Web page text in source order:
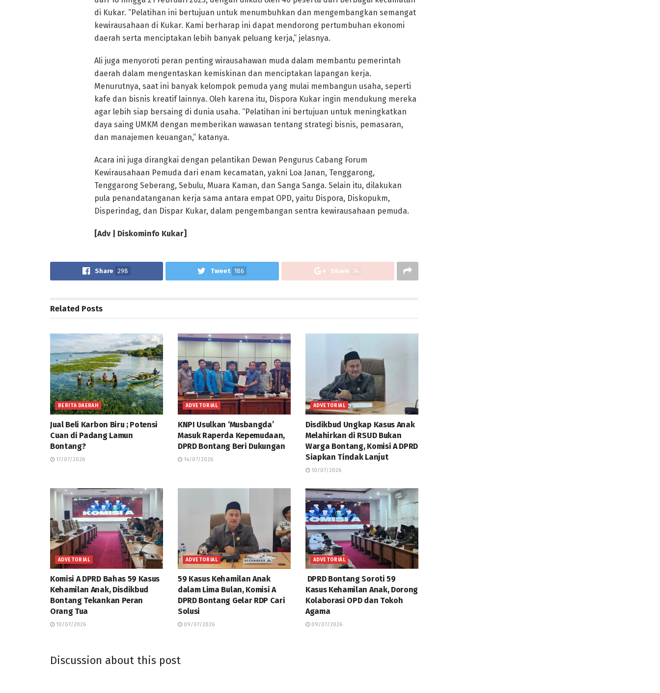
di Kukar. “Pelatihan ini bertujuan untuk menumbuhkan dan mengembangkan semangat
kewirausahaan di Kukar. Kami berharap ini dapat mendorong pertumbuhan ekonomi
daerah serta menciptakan lebih banyak peluang kerja,” jelasnya.
Ali juga menyoroti peran penting wirausahawan muda dalam membantu pemerintah
daerah dalam mengentaskan kemiskinan dan menciptakan lapangan kerja.
Menurutnya, saat ini banyak kelompok pemuda yang mulai membangun usaha, seperti
kafe dan bisnis kreatif lainnya. Oleh karena itu, Dispora Kukar ingin mendukung mereka
agar lebih siap bersaing di dunia usaha. “Pelatihan ini bertujuan untuk meningkatkan
daya saing UMKM dengan memberikan wawasan tentang strategi bisnis, pemasaran,
dan manajemen keuangan,” katanya.
Acara ini juga dirangkai dengan pelantikan Dewan Pengurus Cabang Forum
Kewirausahaan Pemuda dari enam kecamatan, yakni Loa Janan, Tenggarong,
Tenggarong Seberang, Sebulu, Muara Kaman, dan Sanga Sanga. Selain itu, dilakukan
pula penandatanganan kerja sama antara empat OPD, yaitu Dispora, Diskopukm,
Disperindag, dan Dispar Kukar, dalam pengembangan sentra kewirausahaan pemuda.
[Adv | Diskominfo Kukar]
Share 298 Tweet 186 Share 74
Related Posts
BERITA DAERAH
Jual Beli Karbon Biru ; Potensi
Cuan di Padang Lamun
Bontang?
17/07/2026
ADVETORIAL
KNPI Usulkan ‘Musbangda’
Masuk Raperda Kepemudaan,
DPRD Bontang Beri Dukungan
14/07/2026
ADVETORIAL
Disdikbud Ungkap Kasus Anak
Melahirkan di RSUD Bukan
Warga Bontang, Komisi A DPRD
Siapkan Tindak Lanjut
10/07/2026
ADVETORIAL
Komisi A DPRD Bahas 59 Kasus
Kehamilan Anak, Disdikbud
Bontang Tekankan Peran
Orang Tua
10/07/2026
ADVETORIAL
59 Kasus Kehamilan Anak
dalam Lima Bulan, Komisi A
DPRD Bontang Gelar RDP Cari
Solusi
09/07/2026
ADVETORIAL
DPRD Bontang Soroti 59
Kasus Kehamilan Anak, Dorong
Kolaborasi OPD dan Tokoh
Agama
09/07/2026
Discussion about this post